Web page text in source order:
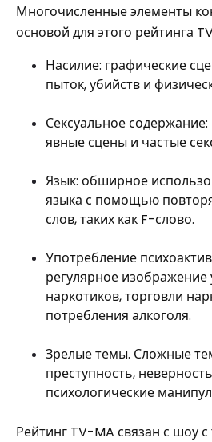
Многочисленные элементы
основой для этого рейтинга
Насилие: графические
пыток, убийств и
Сексуальное содержание:
явные сцены и частые
Язык: обширное
языка с помощью
слов, таких как F-слово.
Употребление
регулярное изображение
наркотиков, торговли
потребления алкоголя.
Зрелые темы. Сложные
преступность,
психологические
Рейтинг TV-MA связан с шоу